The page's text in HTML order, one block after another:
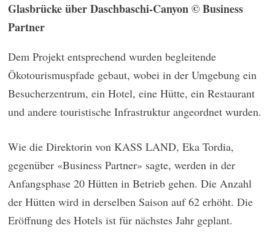
Glasbrücke über Daschbaschi-Canyon © Business
Partner
Dem Projekt entsprechend wurden begleitende
Ökotourismuspfade gebaut, wobei in der Umgebung ein
Besucherzentrum, ein Hotel, eine Hütte, ein Restaurant
und andere touristische Infrastruktur angeordnet wurden.
Wie die Direktorin von KASS LAND, Eka Tordia,
gegenüber «Business Partner» sagte, werden in der
Anfangsphase 20 Hütten in Betrieb gehen. Die Anzahl
der Hütten wird in derselben Saison auf 62 erhöht. Die
Eröffnung des Hotels ist für nächstes Jahr geplant.